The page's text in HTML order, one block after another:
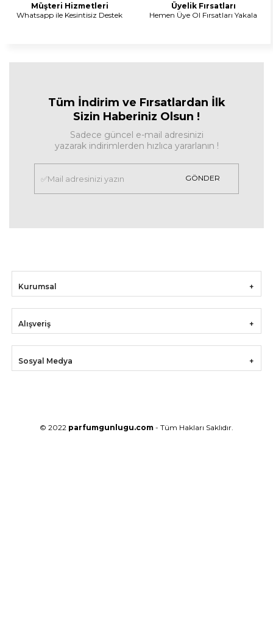
Müşteri Hizmetleri
Whatsapp ile Kesintisiz Destek
Üyelik Fırsatları
Hemen Üye Ol Fırsatları Yakala
Tüm İndirim ve Fırsatlardan İlk
Sizin Haberiniz Olsun !
Sadece güncel e-mail adresinizi
yazarak indirimlerden hızlıca yararlanın !
GÖNDER
Kurumsal
Alışveriş
Sosyal Medya
© 2022 parfumgunlugu.com - Tüm Hakları Saklıdır.